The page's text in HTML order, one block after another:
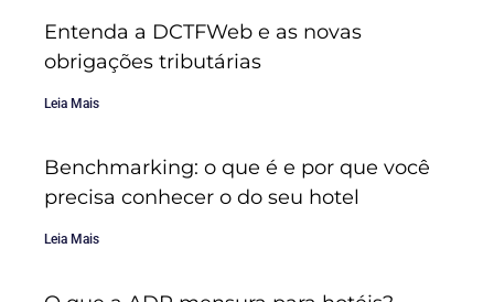
Entenda a DCTFWeb e as novas
obrigações tributárias
Leia Mais
Benchmarking: o que é e por que você
precisa conhecer o do seu hotel
Leia Mais